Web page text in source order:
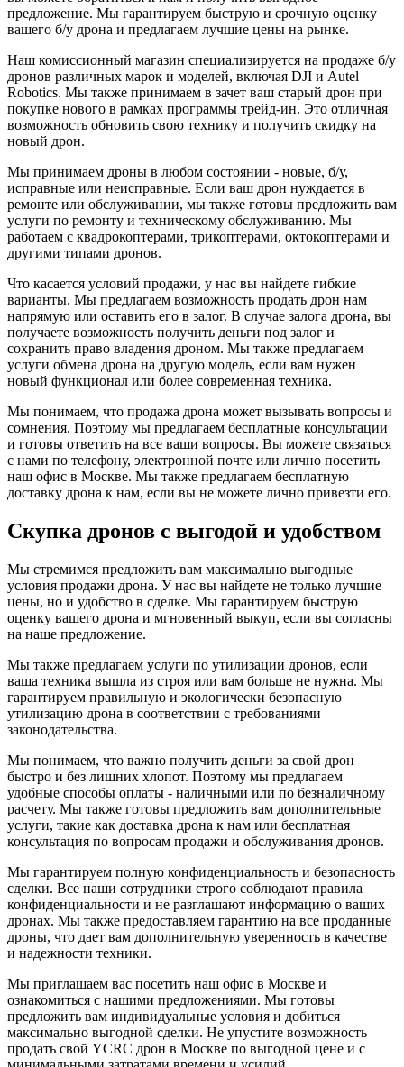
предложение. Мы гарантируем быструю и срочную оценку
вашего б/у дрона и предлагаем лучшие цены на рынке.
Наш комиссионный магазин специализируется на продаже б/у
дронов различных марок и моделей, включая DJI и Autel
Robotics. Мы также принимаем в зачет ваш старый дрон при
покупке нового в рамках программы трейд-ин. Это отличная
возможность обновить свою технику и получить скидку на
новый дрон.
Мы принимаем дроны в любом состоянии - новые, б/у,
исправные или неисправные. Если ваш дрон нуждается в
ремонте или обслуживании, мы также готовы предложить вам
услуги по ремонту и техническому обслуживанию. Мы
работаем с квадрокоптерами, трикоптерами, октокоптерами и
другими типами дронов.
Что касается условий продажи, у нас вы найдете гибкие
варианты. Мы предлагаем возможность продать дрон нам
напрямую или оставить его в залог. В случае залога дрона, вы
получаете возможность получить деньги под залог и
сохранить право владения дроном. Мы также предлагаем
услуги обмена дрона на другую модель, если вам нужен
новый функционал или более современная техника.
Мы понимаем, что продажа дрона может вызывать вопросы и
сомнения. Поэтому мы предлагаем бесплатные консультации
и готовы ответить на все ваши вопросы. Вы можете связаться
с нами по телефону, электронной почте или лично посетить
наш офис в Москве. Мы также предлагаем бесплатную
доставку дрона к нам, если вы не можете лично привезти его.
Скупка дронов с выгодой и удобством
Мы стремимся предложить вам максимально выгодные
условия продажи дрона. У нас вы найдете не только лучшие
цены, но и удобство в сделке. Мы гарантируем быструю
оценку вашего дрона и мгновенный выкуп, если вы согласны
на наше предложение.
Мы также предлагаем услуги по утилизации дронов, если
ваша техника вышла из строя или вам больше не нужна. Мы
гарантируем правильную и экологически безопасную
утилизацию дрона в соответствии с требованиями
законодательства.
Мы понимаем, что важно получить деньги за свой дрон
быстро и без лишних хлопот. Поэтому мы предлагаем
удобные способы оплаты - наличными или по безналичному
расчету. Мы также готовы предложить вам дополнительные
услуги, такие как доставка дрона к нам или бесплатная
консультация по вопросам продажи и обслуживания дронов.
Мы гарантируем полную конфиденциальность и безопасность
сделки. Все наши сотрудники строго соблюдают правила
конфиденциальности и не разглашают информацию о ваших
дронах. Мы также предоставляем гарантию на все проданные
дроны, что дает вам дополнительную уверенность в качестве
и надежности техники.
Мы приглашаем вас посетить наш офис в Москве и
ознакомиться с нашими предложениями. Мы готовы
предложить вам индивидуальные условия и добиться
максимально выгодной сделки. Не упустите возможность
продать свой YCRC дрон в Москве по выгодной цене и с